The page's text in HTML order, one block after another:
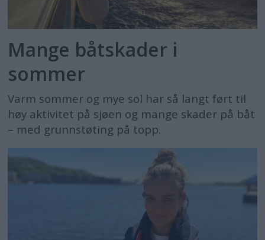
Mange båtskader i
sommer
Varm sommer og mye sol har så langt ført til
høy aktivitet på sjøen og mange skader på båt
– med grunnstøting på topp.